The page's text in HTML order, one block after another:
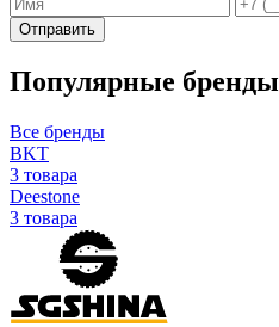
Отправить
Популярные бренды
Все бренды
BKT
3 товара
Deestone
3 товара